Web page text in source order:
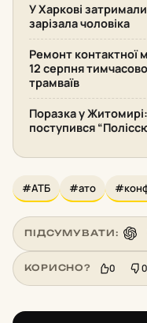
У Харкові
зарізала чоловіка
Ремонт контактної
12 серпня
трамваїв
Поразка у Житомирі:
поступився
#АТБ #ато
ПІДСУМУВАТИ:
КОРИСНО? 0 0